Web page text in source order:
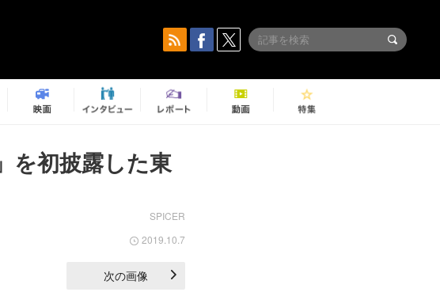
を初披露した東
SPICER
2019.10.7
次の画像